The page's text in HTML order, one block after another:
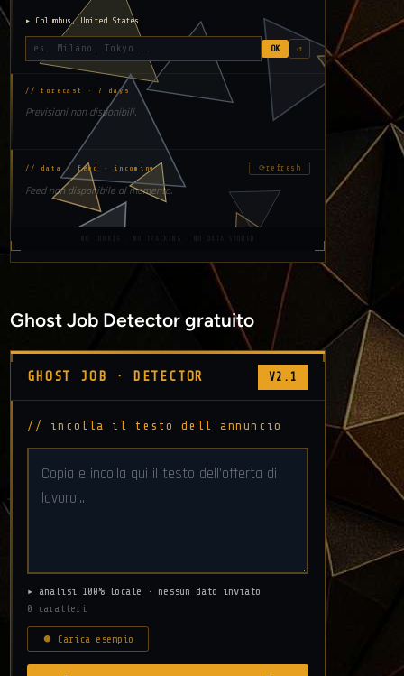
▸ Columbus, United States
OK ↺
// forecast · 7 days
Previsioni non disponibili.
// data · feed · incoming ⟳refresh
Feed non disponibile al momento.
Ghost Job Detector gratuito
GHOST JOB · DETECTOR V2.1
// incolla il testo dell'annuncio
▸ analisi 100% locale · nessun dato inviato
0 caratteri
⏺ Carica esempio